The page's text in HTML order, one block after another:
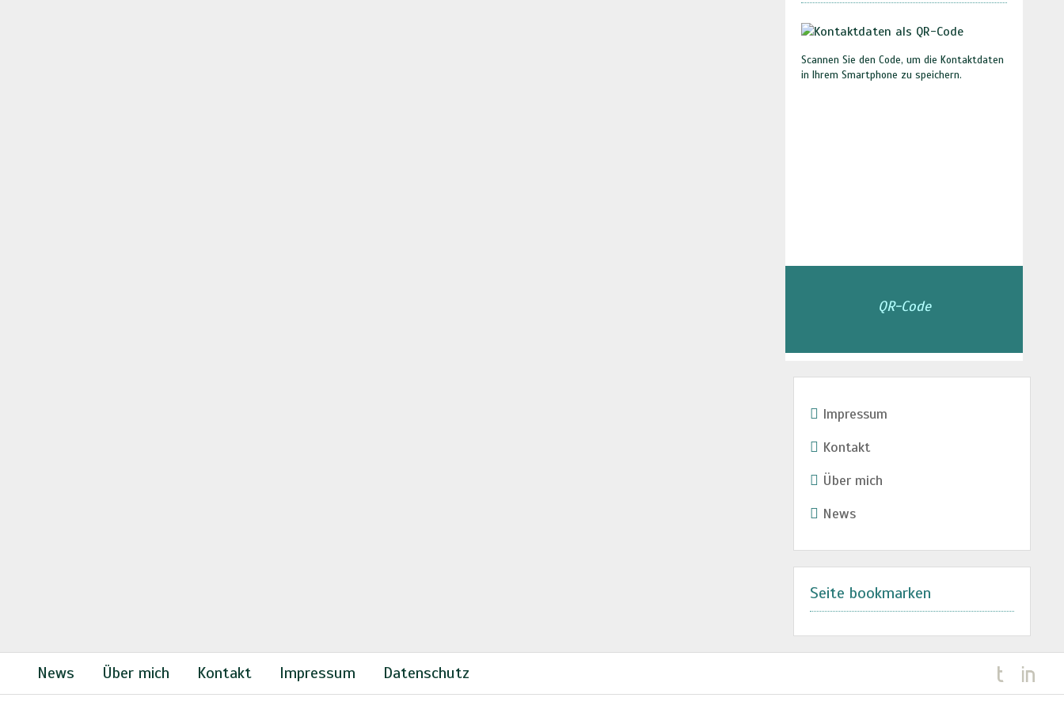
Scannen Sie den Code, um die Kontaktdaten
in Ihrem Smartphone zu speichern.
QR-Code
Impressum
Kontakt
Über mich
News
Seite bookmarken
News Über mich Kontakt Impressum Datenschutz
Kundenbewertungen und Erfahrungen zu
Rainer Stegmaier Finanz&Versicherungsservice
98%
Empfehlungen auf
ProvenExpert.com
SEHR GUT